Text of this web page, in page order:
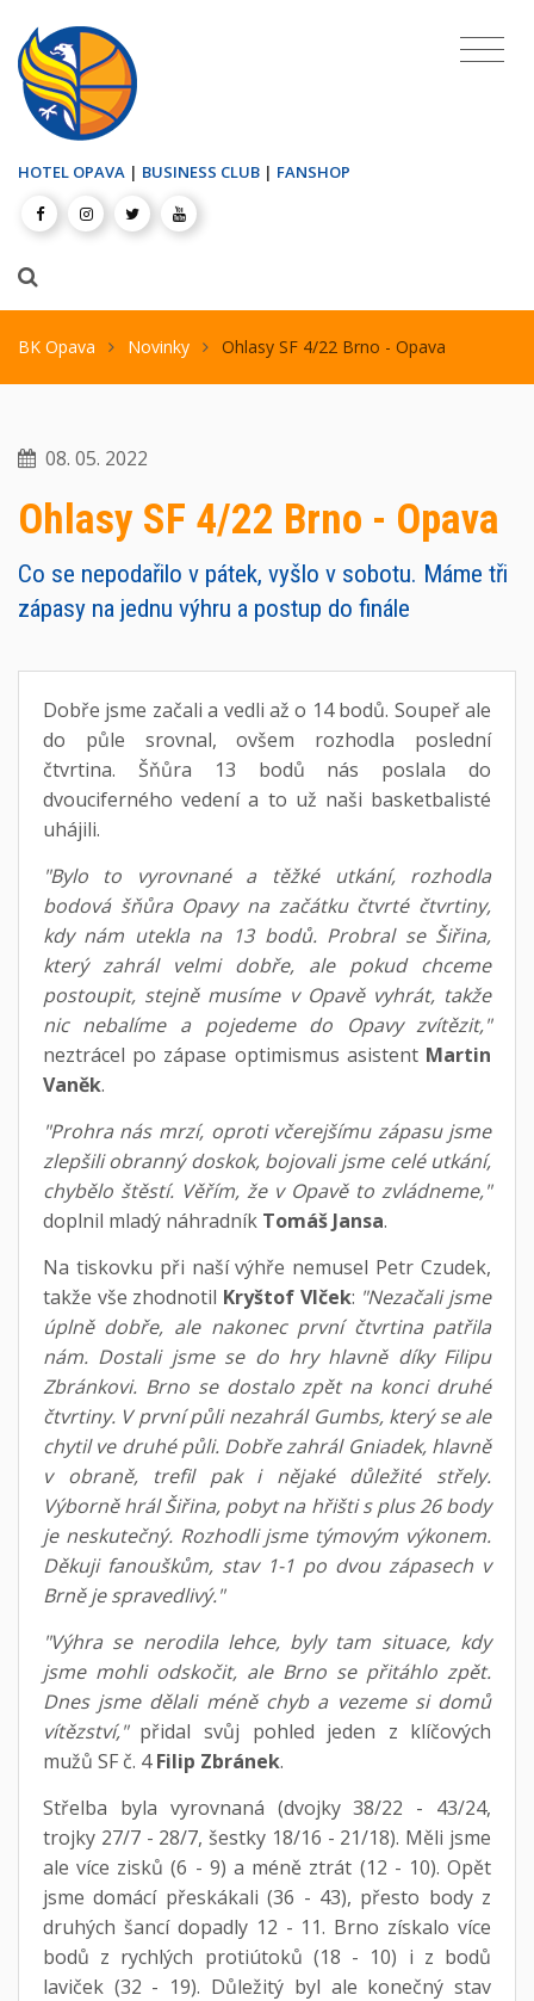
HOTEL OPAVA | BUSINESS CLUB | FANSHOP
BK Opava Novinky Ohlasy SF 4/22 Brno - Opava
08. 05. 2022
Ohlasy SF 4/22 Brno - Opava
Co se nepodařilo v pátek, vyšlo v sobotu. Máme tři
zápasy na jednu výhru a postup do finále
Dobře jsme začali a vedli až o 14 bodů. Soupeř ale
do půle srovnal, ovšem rozhodla poslední
čtvrtina. Šňůra 13 bodů nás poslala do
dvouciferného vedení a to už naši basketbalisté
uhájili.
"Bylo to vyrovnané a těžké utkání, rozhodla
bodová šňůra Opavy na začátku čtvrté čtvrtiny,
kdy nám utekla na 13 bodů. Probral se Šiřina,
který zahrál velmi dobře, ale pokud chceme
postoupit, stejně musíme v Opavě vyhrát, takže
nic nebalíme a pojedeme do Opavy zvítězit,"
neztrácel po zápase optimismus asistent Martin
Vaněk.
"Prohra nás mrzí, oproti včerejšímu zápasu jsme
zlepšili obranný doskok, bojovali jsme celé utkání,
chybělo štěstí. Věřím, že v Opavě to zvládneme,"
doplnil mladý náhradník Tomáš Jansa.
Na tiskovku při naší výhře nemusel Petr Czudek,
takže vše zhodnotil Kryštof Vlček: "Nezačali jsme
úplně dobře, ale nakonec první čtvrtina patřila
nám. Dostali jsme se do hry hlavně díky Filipu
Zbránkovi. Brno se dostalo zpět na konci druhé
čtvrtiny. V první půli nezahrál Gumbs, který se ale
chytil ve druhé půli. Dobře zahrál Gniadek, hlavně
v obraně, trefil pak i nějaké důležité střely.
Výborně hrál Šiřina, pobyt na hřišti s plus 26 body
je neskutečný. Rozhodli jsme týmovým výkonem.
Děkuji fanouškům, stav 1-1 po dvou zápasech v
Brně je spravedlivý."
"Výhra se nerodila lehce, byly tam situace, kdy
jsme mohli odskočit, ale Brno se přitáhlo zpět.
Dnes jsme dělali méně chyb a vezeme si domů
vítězství,"přidal svůj pohled jeden z klíčových
mužů SF č. 4Filip Zbránek.
Střelba byla vyrovnaná (dvojky 38/22 - 43/24,
trojky 27/7 - 28/7, šestky 18/16 - 21/18). Měli jsme
ale více zisků (6 - 9) a méně ztrát (12 - 10). Opět
jsme domácí přeskákali (36 - 43), přesto body z
druhých šancí dopadly 12 - 11. Brno získalo více
bodů z rychlých protiútoků (18 - 10) i z bodů
laviček (32 - 19). Důležitý byl ale konečný stav